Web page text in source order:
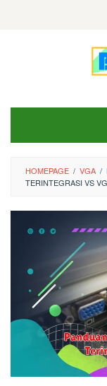
HOMEPAGE / VGA /
TERINTEGRASI VS